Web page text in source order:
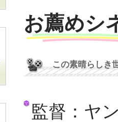
お薦めシ
この素晴らしき
監督：ヤ